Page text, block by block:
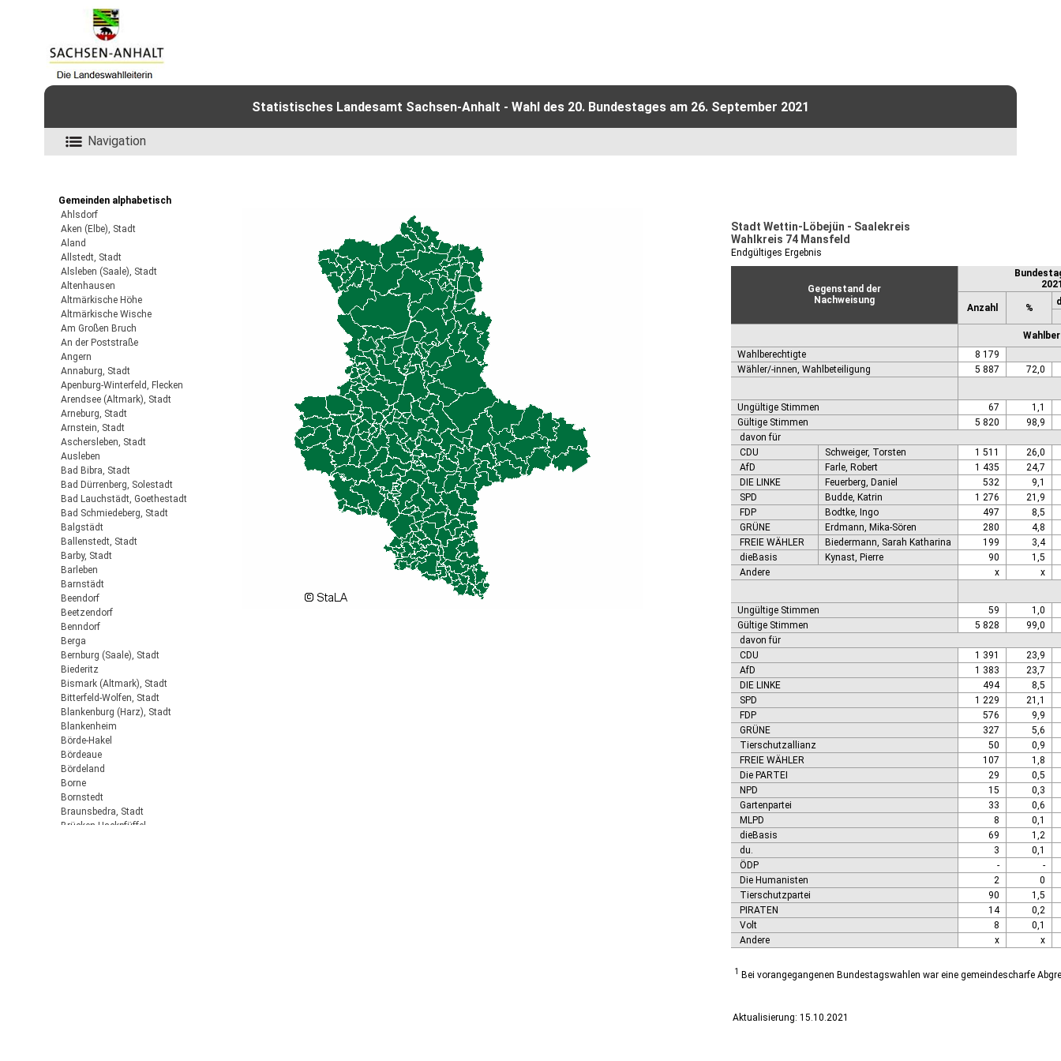
Statistisches Landesamt Sachsen-Anhalt - Wahl des 20. Bundestages am 26. September 2021
Navigation
Gemeinden alphabetisch
Ahlsdorf
Aken (Elbe), Stadt
Aland
Allstedt, Stadt
Alsleben (Saale), Stadt
Altenhausen
Altmärkische Höhe
Altmärkische Wische
Am Großen Bruch
An der Poststraße
Angern
Annaburg, Stadt
Apenburg-Winterfeld, Flecken
Arendsee (Altmark), Stadt
Arneburg, Stadt
Arnstein, Stadt
Aschersleben, Stadt
Ausleben
Bad Bibra, Stadt
Bad Dürrenberg, Solestadt
Bad Lauchstädt, Goethestadt
Bad Schmiedeberg, Stadt
Balgstädt
Ballenstedt, Stadt
Barby, Stadt
Barleben
Barnstädt
Beendorf
Beetzendorf
Benndorf
Berga
Bernburg (Saale), Stadt
Biederitz
Bismark (Altmark), Stadt
Bitterfeld-Wolfen, Stadt
Blankenburg (Harz), Stadt
Blankenheim
Börde-Hakel
Bördeaue
Bördeland
Borne
Bornstedt
Braunsbedra, Stadt
Brücken-Hackpfüffel
Stadt Wettin-Löbejün - Saalekreis
Wahlkreis 74 Mansfeld
Endgültiges Ergebnis
Gegenstand der
Nachweisung
Anzahl %
Wahlberechtigte
8 179
Wähler/-innen, Wahlbeteiligung
5 887 72,0
Ungültige Stimmen 67
1,1
Gültige Stimmen
5 820
98,9
davon für
CDU
Schweiger, Torsten 1 511
26,0
AfD
Farle, Robert 1 435
24,7
DIE LINKE
Feuerberg, Daniel 532
9,1
SPD
Budde, Katrin 1 276
21,9
FDP
Bodtke, Ingo 497
8,5
GRÜNE
Erdmann, Mika-Sören 280
4,8
FREIE WÄHLER
Biedermann, Sarah Katharina 199
3,4
dieBasis
Kynast, Pierre 90
1,5
Andere
x x
Ungültige Stimmen 59
1,0
Gültige Stimmen
5 828
99,0
davon für
CDU
1 391
23,9
AfD
1 383
23,7
DIE LINKE
494
8,5
SPD
1 229
21,1
FDP
576
9,9
GRÜNE
327
5,6
Tierschutzallianz
50
0,9
FREIE WÄHLER
107
1,8
Die PARTEI
29
0,5
NPD
15
0,3
Gartenpartei
33
0,6
MLPD
8
0,1
dieBasis
69
1,2
du.
3
0,1
ÖDP
-
-
Die Humanisten
2
0
Tierschutzpartei
90
1,5
PIRATEN
14
0,2
Volt
8
0,1
Andere
x x
1 Bei vorangegangenen Bundestagswahlen war eine gemeindescharfe
Aktualisierung: 15.10.2021